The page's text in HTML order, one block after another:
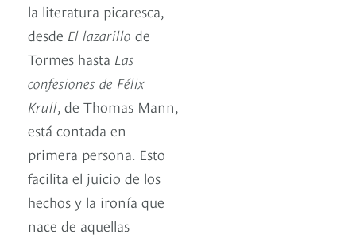
la literatura picaresca,
desde El lazarillo de
Tormes hasta Las
confesiones de Félix
Krull, de Thomas Mann,
está contada en
primera persona. Esto
facilita el juicio de los
hechos y la ironía que
nace de aquellas